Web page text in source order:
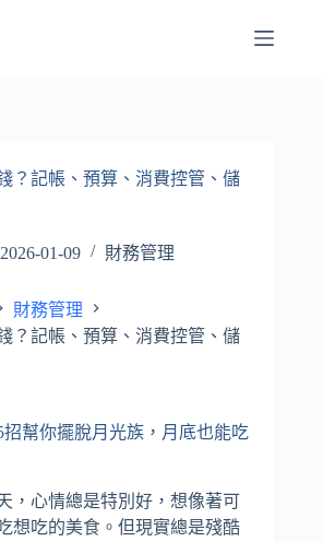
？記帳、預算、消費控管、儲
2026-01-09 財務管理
財務管理
？記帳、預算、消費控管、儲
幫你擺脫月光族，月底也能吃
，心情總是特別好，想像著可
想吃的美食。但現實總是殘酷